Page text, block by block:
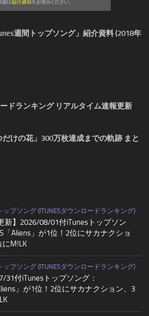
週間トップソング」紹介資料 (2018年
ドランキング リアルタイム速報更新
だけの花」300万枚達成までの軌跡 まと
ップソング (ITUNESダウンロードランキング)
新】2026/08/01付iTunesトップソン
「Aliens」が1位！2位にサカナクショ
にM!LK
ップソング (ITUNESダウンロードランキング)
31付iTunesトップソング：
」が1位！2位にサカナクション、3